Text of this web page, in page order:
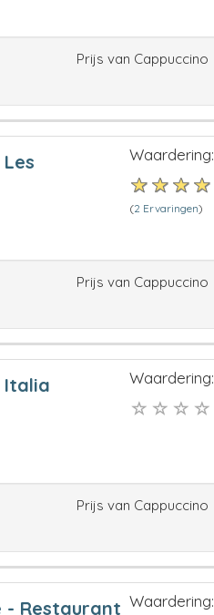
Prijs van Cappuccino
Waardering:
(2 Ervaringen)
Prijs van Cappuccino
Italia Waardering:
Prijs van Cappuccino
- Restaurant Waardering: